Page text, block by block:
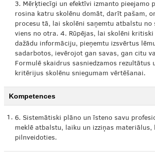
3. Mērķtiecīgi un efektīvi izmanto pieejamo
rosina katru skolēnu domāt, darīt pašam,
procesu tā, lai skolēni saņemtu atbalstu no
viens no otra. 4. Rūpējas, lai skolēni kritiski
dažādu informāciju, pieņemtu izsvērtus
sadarbotos, ievērojot gan savas, gan citu
Formulē skaidrus sasniedzamos rezultātus
kritērijus skolēnu sniegumam vērtēšanai.
Kompetences
1. 6. Sistemātiski plāno un īsteno savu
meklē atbalstu, laiku un izziņas
pilnveidoties.